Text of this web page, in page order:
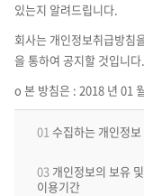
있는지 알려드립니다.
회사는 개인정보취급방침
을 통하여 공지할 것입니다.
ο 본 방침은 : 2018 년 01
01 수집하는 개인정보
03 개인정보의 보유 및
이용기간